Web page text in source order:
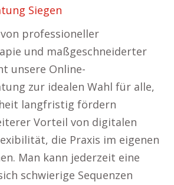
Siegen
professioneller
und maßgeschneiderter
unsere Online-
zur idealen Wahl für alle,
langfristig fördern
Vorteil von digitalen
die Praxis im eigenen
Man kann jederzeit eine
schwierige Sequenzen